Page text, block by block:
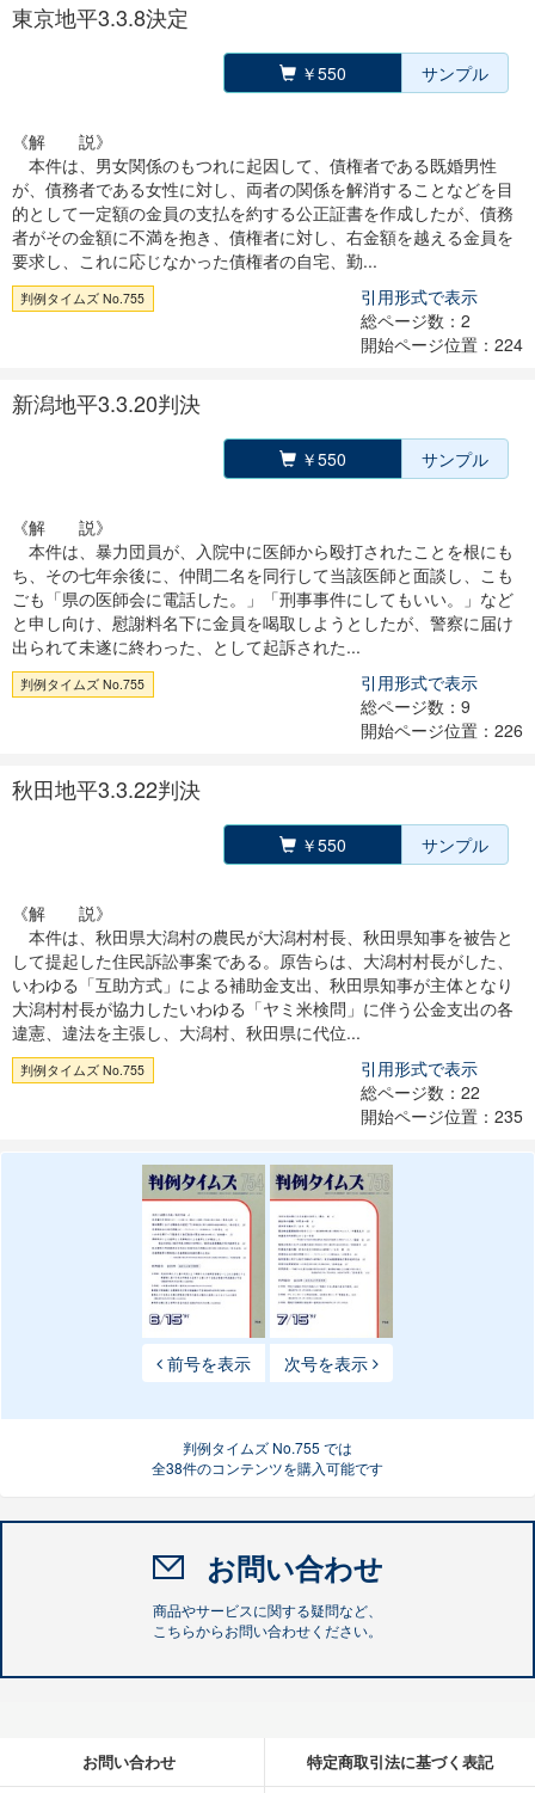
東京地平3.3.8決定
￥550 サンプル
《解 説》
本件は、男女関係のもつれに起因して、債権者である既婚男性
が、債務者である女性に対し、両者の関係を解消することなどを目
的として一定額の金員の支払を約する公正証書を作成したが、債務
者がその金額に不満を抱き、債権者に対し、右金額を越える金員を
要求し、これに応じなかった債権者の自宅、勤...
判例タイムズ No.755
引用形式で表示
総ページ数：2
開始ページ位置：224
新潟地平3.3.20判決
￥550 サンプル
《解 説》
本件は、暴力団員が、入院中に医師から殴打されたことを根にも
ち、その七年余後に、仲間二名を同行して当該医師と面談し、こも
ごも「県の医師会に電話した。」「刑事事件にしてもいい。」など
と申し向け、慰謝料名下に金員を喝取しようとしたが、警察に届け
出られて未遂に終わった、として起訴された...
判例タイムズ No.755
引用形式で表示
総ページ数：9
開始ページ位置：226
秋田地平3.3.22判決
￥550 サンプル
《解 説》
本件は、秋田県大潟村の農民が大潟村村長、秋田県知事を被告と
して提起した住民訴訟事案である。原告らは、大潟村村長がした、
いわゆる「互助方式」による補助金支出、秋田県知事が主体となり
大潟村村長が協力したいわゆる「ヤミ米検問」に伴う公金支出の各
違憲、違法を主張し、大潟村、秋田県に代位...
判例タイムズ No.755
引用形式で表示
総ページ数：22
開始ページ位置：235
前号を表示 次号を表示
判例タイムズ No.755 では
全38件のコンテンツを購入可能です
お問い合わせ
商品やサービスに関する疑問など、
こちらからお問い合わせください。
お問い合わせ 特定商取引法に基づく表記